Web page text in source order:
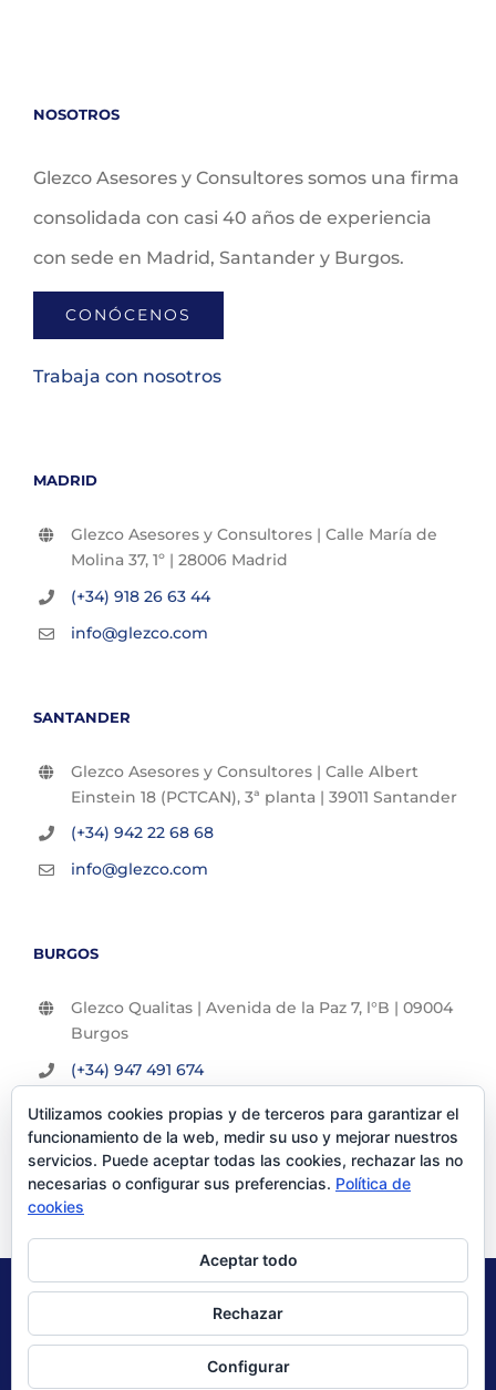
NOSOTROS
Glezco Asesores y Consultores somos una firma
consolidada con casi 40 años de experiencia
con sede en Madrid, Santander y Burgos.
CONÓCENOS
Trabaja con nosotros
MADRID
Glezco Asesores y Consultores | Calle María de
Molina 37, 1º | 28006 Madrid
(+34) 918 26 63 44
info@glezco.com
SANTANDER
Glezco Asesores y Consultores | Calle Albert
Einstein 18 (PCTCAN), 3ª planta | 39011 Santander
(+34) 942 22 68 68
info@glezco.com
BURGOS
Glezco Qualitas | Avenida de la Paz 7, l°B | 09004
Burgos
(+34) 947 491 674
info@glezco.com
© Glezco Asesores y Consultores 2019 | Todos los derechos
Politica de Privacidad
X LinkedInYouTube
Utilizamos cookies propias y de terceros para garantizar el
funcionamiento de la web, medir su uso y mejorar nuestros
servicios. Puede aceptar todas las cookies, rechazar las no
necesarias o configurar sus preferencias. Política de
cookies
Aceptar todo
Rechazar
Configurar